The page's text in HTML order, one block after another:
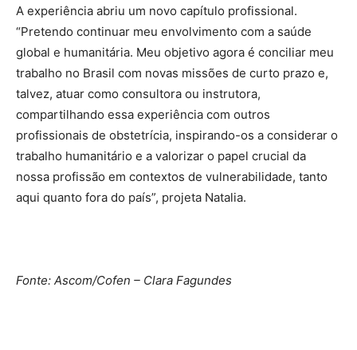
A experiência abriu um novo capítulo profissional.
“Pretendo continuar meu envolvimento com a saúde
global e humanitária. Meu objetivo agora é conciliar meu
trabalho no Brasil com novas missões de curto prazo e,
talvez, atuar como consultora ou instrutora,
compartilhando essa experiência com outros
profissionais de obstetrícia, inspirando-os a considerar o
trabalho humanitário e a valorizar o papel crucial da
nossa profissão em contextos de vulnerabilidade, tanto
aqui quanto fora do país”, projeta Natalia.
Fonte: Ascom/Cofen – Clara Fagundes